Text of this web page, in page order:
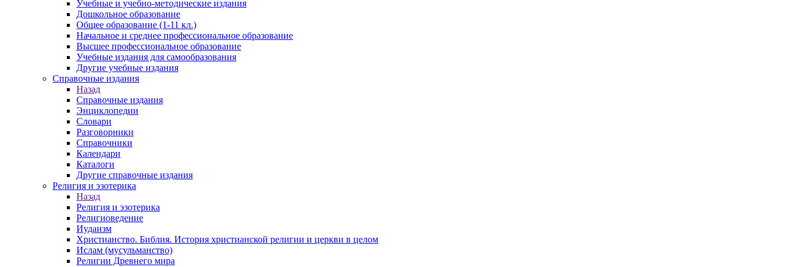
Учебные и учебно-методические издания
Дошкольное образование
Общее образование (1-11 кл.)
Начальное и среднее профессиональное образование
Высшее профессиональное образование
Учебные издания для самообразования
Другие учебные издания
Справочные издания
Назад
Справочные издания
Энциклопедии
Словари
Разговорники
Справочники
Календари
Каталоги
Другие справочные издания
Религия и эзотерика
Назад
Религия и эзотерика
Религиоведение
Иудаизм
Христианство. Библия. История христианской религии и церкви в целом
Ислам (мусульманство)
Религии Древнего мира